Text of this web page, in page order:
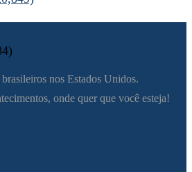
nos Estados Unidos.
onde quer que você esteja!